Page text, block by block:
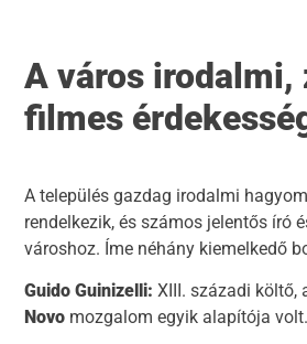
A város irodalmi,
filmes
A település gazdag irodalmi
rendelkezik, és számos jelentős író
városhoz. Íme néhány kiemelkedő
Guido Guinizelli: XIII. századi költő,
Novo mozgalom egyik alapítója volt.